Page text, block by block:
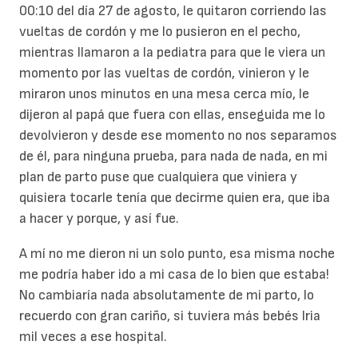
00:10 del día 27 de agosto, le quitaron corriendo las
vueltas de cordón y me lo pusieron en el pecho,
mientras llamaron a la pediatra para que le viera un
momento por las vueltas de cordón, vinieron y le
miraron unos minutos en una mesa cerca mío, le
dijeron al papá que fuera con ellas, enseguida me lo
devolvieron y desde ese momento no nos separamos
de él, para ninguna prueba, para nada de nada, en mi
plan de parto puse que cualquiera que viniera y
quisiera tocarle tenía que decirme quien era, que iba
a hacer y porque, y así fue.
A mí no me dieron ni un solo punto, esa misma noche
me podría haber ido a mi casa de lo bien que estaba!
No cambiaría nada absolutamente de mi parto, lo
recuerdo con gran cariño, si tuviera más bebés Iria
mil veces a ese hospital.